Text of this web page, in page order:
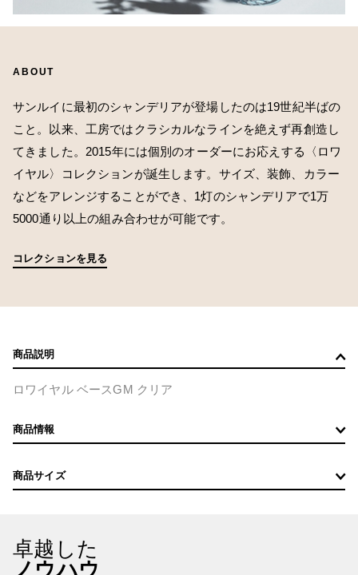
ABOUT
サンルイに最初のシャンデリアが登場したのは19世紀半ばの
こと。以来、工房ではクラシカルなラインを絶えず再創造し
てきました。2015年には個別のオーダーにお応えする〈ロワ
イヤル〉コレクションが誕生します。サイズ、装飾、カラー
などをアレンジすることができ、1灯のシャンデリアで1万
5000通り以上の組み合わせが可能です。
コレクションを見る
商品説明
ロワイヤル ベースGM クリア
商品情報
商品サイズ
卓越した
ノウハウ